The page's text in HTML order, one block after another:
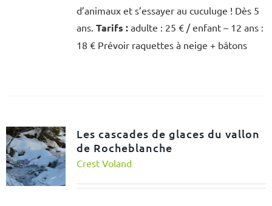
d’animaux et s’essayer au cuculuge ! Dès 5
ans. Tarifs :adulte : 25 € / enfant – 12 ans :
18 € Prévoir raquettes à neige + bâtons
Les cascades de glaces du vallon
de Rocheblanche
Crest Voland